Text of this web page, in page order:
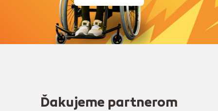
Ďakujeme partnerom